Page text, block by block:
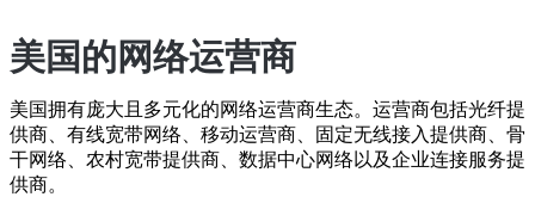
美国的网络运营商
美国拥有庞大且多元化的网络运营商生态。运营商包括光纤提
供商、有线宽带网络、移动运营商、固定无线接入提供商、骨
干网络、农村宽带提供商、数据中心网络以及企业连接服务提
供商。